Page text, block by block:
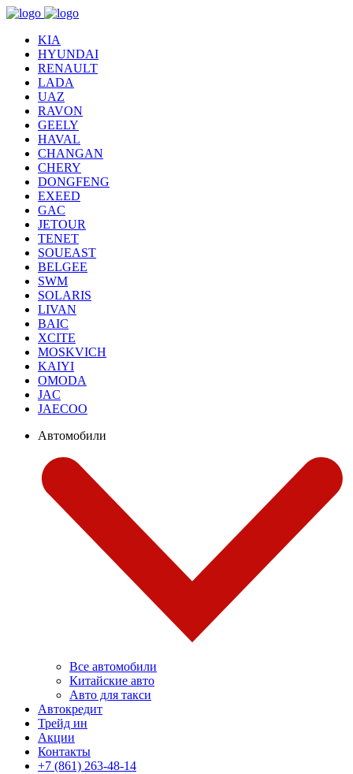
KIA
HYUNDAI
RENAULT
LADA
UAZ
RAVON
GEELY
HAVAL
CHANGAN
CHERY
DONGFENG
EXEED
GAC
JETOUR
TENET
SOUEAST
BELGEE
SWM
SOLARIS
LIVAN
BAIC
XCITE
MOSKVICH
KAIYI
OMODA
JAC
JAECOO
Автомобили
Все автомобили
Китайские авто
Авто для такси
Автокредит
Трейд ин
Акции
Контакты
+7 (861) 263-48-14